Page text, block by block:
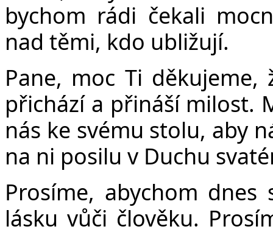
bychom rádi čekali
nad těmi, kdo ubližují.
Pane, moc Ti
přichází a přináší milost.
nás ke svému stolu, aby
na ni posilu v Duchu
Prosíme, abychom
lásku vůči člověku.